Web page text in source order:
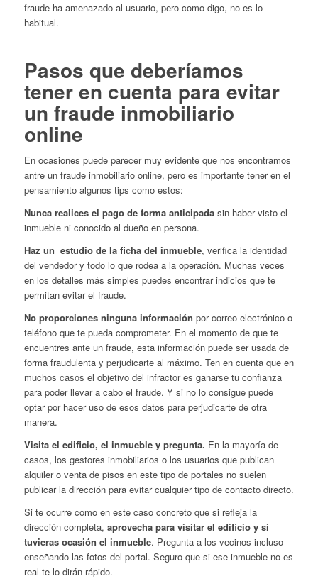
fraude ha amenazado al usuario, pero como digo, no es lo
habitual.
Pasos que deberíamos
tener en cuenta para evitar
un fraude inmobiliario
online
En ocasiones puede parecer muy evidente que nos encontramos
antre un fraude inmobiliario online, pero es importante tener en el
pensamiento algunos tips como estos:
Nunca realices el pago de forma anticipadasin haber visto el
inmueble ni conocido al dueño en persona.
Haz un estudio de la ficha del inmueble, verifica la identidad
del vendedor y todo lo que rodea a la operación. Muchas veces
en los detalles más simples puedes encontrar indicios que te
permitan evitar el fraude.
No proporciones ninguna información por correo electrónico o
teléfono que te pueda comprometer. En el momento de que te
encuentres ante un fraude, esta información puede ser usada de
forma fraudulenta y perjudicarte al máximo. Ten en cuenta que en
muchos casos el objetivo del infractor es ganarse tu confianza
para poder llevar a cabo el fraude. Y si no lo consigue puede
optar por hacer uso de esos datos para perjudicarte de otra
manera.
Visita el edificio, el inmueble y pregunta. En la mayoría de
casos, los gestores inmobiliarios o los usuarios que publican
alquiler o venta de pisos en este tipo de portales no suelen
publicar la dirección para evitar cualquier tipo de contacto directo.
Si te ocurre como en este caso concreto que si refleja la
dirección completa, aprovecha para visitar el edificio y si
tuvieras ocasión el inmueble. Pregunta a los vecinos incluso
enseñando las fotos del portal. Seguro que si ese inmueble no es
real te lo dirán rápido.